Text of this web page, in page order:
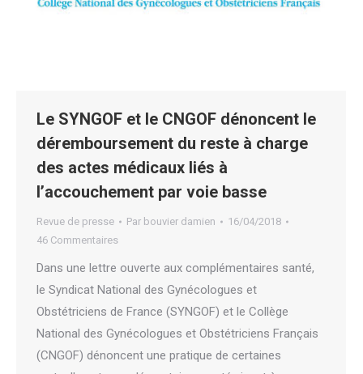
Le SYNGOF et le CNGOF dénoncent le
déremboursement du reste à charge
des actes médicaux liés à
l’accouchement par voie basse
Revue de presse Par bouvier damien
16/04/2018
46 Commentaires
Dans une lettre ouverte aux complémentaires santé,
le Syndicat National des Gynécologues et
Obstétriciens de France (SYNGOF) et le Collège
National des Gynécologues et Obstétriciens Français
(CNGOF) dénoncent une pratique de certaines